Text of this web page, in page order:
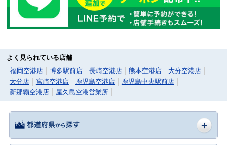
よく見られている店舗
福岡空港店
博多駅前店 長崎空港店 熊本空港店
大分空港店
大分店
宮崎空港店 鹿児島空港店
鹿児島中央駅前店
新那覇空港店
屋久島空港営業所